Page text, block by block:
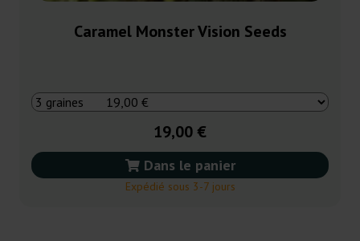
Caramel Monster Vision Seeds
19,00 €
Dans le panier
Expédié sous 3-7 jours